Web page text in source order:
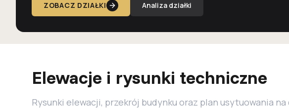
ZOBACZ DZIAŁKI Analiza działki
Elewacje i rysunki techniczne
Rysunki elewacji, przekrój budynku oraz plan usytuowania na